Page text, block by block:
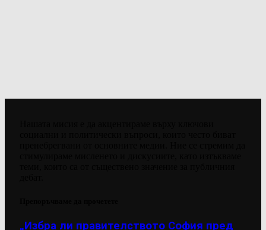
„Избра ли правителството София пред